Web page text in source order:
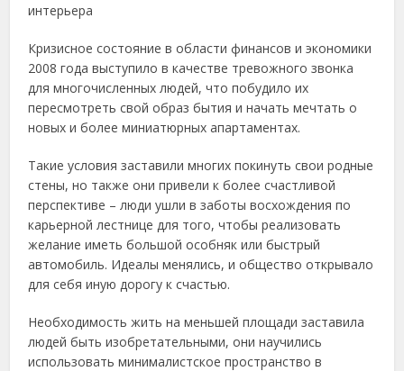
интерьера
Кризисное состояние в области финансов и экономики
2008 года выступило в качестве тревожного звонка
для многочисленных людей, что побудило их
пересмотреть свой образ бытия и начать мечтать о
новых и более миниатюрных апартаментах.
Такие условия заставили многих покинуть свои родные
стены, но также они привели к более счастливой
перспективе – люди ушли в заботы восхождения по
карьерной лестнице для того, чтобы реализовать
желание иметь большой особняк или быстрый
автомобиль. Идеалы менялись, и общество открывало
для себя иную дорогу к счастью.
Необходимость жить на меньшей площади заставила
людей быть изобретательными, они научились
использовать минималистское пространство в